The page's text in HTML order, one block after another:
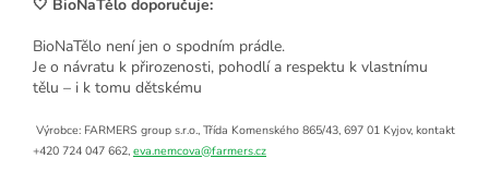
🤍 BioNaTělo doporučuje:
BioNaTělo není jen o spodním prádle.
Je o návratu k přirozenosti, pohodlí a respektu k vlastnímu
tělu – i k tomu dětskému
Výrobce: FARMERS group s.r.o., Třída Komenského 865/43, 697 01 Kyjov, kontakt
+420 724 047 662, eva.nemcova@farmers.cz